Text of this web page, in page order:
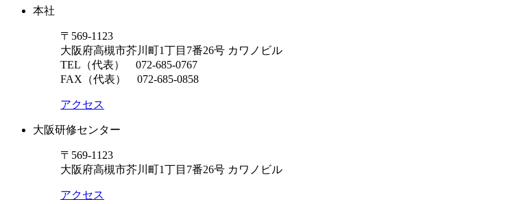
本社
〒569-1123
大阪府高槻市芥川町1丁目7番26号 カワノビル
TEL（代表） 072-685-0767
FAX（代表） 072-685-0858
アクセス
大阪研修センター
〒569-1123
大阪府高槻市芥川町1丁目7番26号 カワノビル
アクセス